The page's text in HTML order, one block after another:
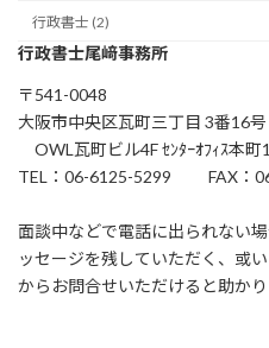
行政書士 (2)
行政書士尾﨑事務所
〒541-0048
大阪市中央区瓦町三丁目 3番16号
OWL瓦町ビル4F ｾﾝﾀｰｵﾌｨｽ本町
TEL：06-6125-5299 FAX：
面談中などで電話に出られない
ッセージを残していただく、或
からお問合せいただけると助かり